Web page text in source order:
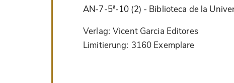
AN-7-5ª-10 (2) - Biblioteca de la
Verlag: Vicent Garcia Editores
Limitierung: 3160 Exemplare